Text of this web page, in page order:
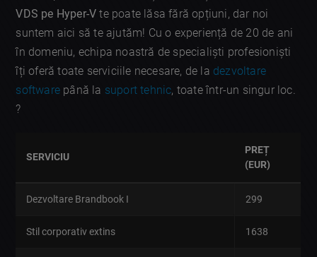
VDS pe Hyper-V te poate lăsa fără opțiuni, dar noi
suntem aici să te ajutăm! Cu o experiență de 20 de ani
în domeniu, echipa noastră de specialiști profesioniști
îți oferă toate serviciile necesare, de la dezvoltare
software până la suport tehnic, toate într-un singur loc.
?
SERVICIU
PREȚ
(EUR)
Dezvoltare Brandbook I 299
Stil corporativ extins 1638